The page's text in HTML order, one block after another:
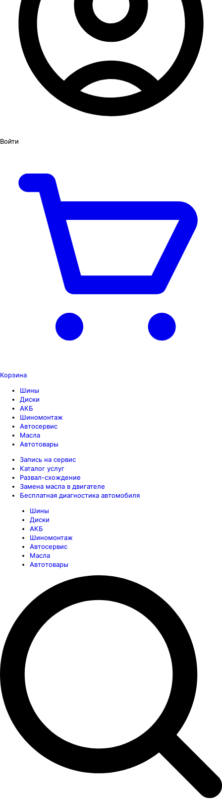
Войти
Корзина
Шины
Диски
АКБ
Шиномонтаж
Автосервис
Масла
Автотовары
Запись на сервис
Каталог услуг
Развал-схождение
Замена масла в двигателе
Бесплатная диагностика автомобиля
Шины
Диски
АКБ
Шиномонтаж
Автосервис
Масла
Автотовары